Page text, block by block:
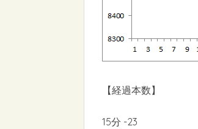
【経過本数】
15分 -23